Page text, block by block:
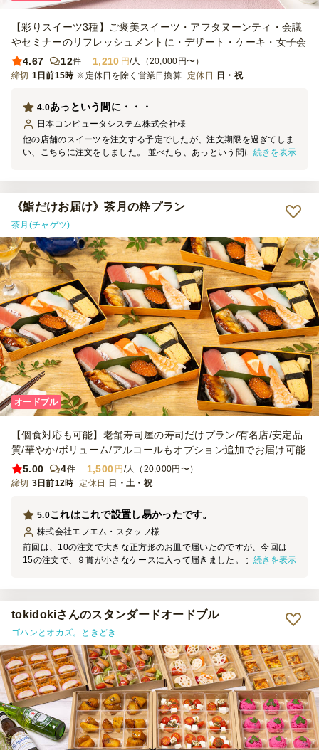
【彩りスイーツ3種】ご褒美スイーツ・アフタヌーンティ・会議
やセミナーのリフレッシュメントに・デザート・ケーキ・女子会
4.67
12件 1,210 円/人（20,000円〜）
締切 1日前15時 ※定休日を除く営業日換算 定休日 日・祝
あっという間に・・・
4.0
日本コンピュータシステム株式会社様
他の店舗のスイーツを注文する予定でしたが、注文期限を過ぎてしま
い、こちらに注文をしました。 並べたら、あっという間になくなっ
続きを表示
《鮨だけお届け》茶月の粋プラン
茶月(チャゲツ)
オードブル
【個食対応も可能】老舗寿司屋の寿司だけプラン/有名店/安定品
質/華やか/ボリューム/アルコールもオプション追加でお届け可能
5.00
4件 1,500 円 /人（20,000円〜）
締切 3日前12時 定休日 日・土・祝
これはこれで設置し易かったです。
5.0
株式会社エフエム・スタッフ様
前回は、10の注文で大きな正方形のお皿で届いたのですが、今回は
15の注文で、９貫が小さなケースに入って届きました。 大皿を期待
げて、まぁ良かったなと思います。 一番は、時刻通りに来てくださ
ることが、なにより助かりました。 ありがとうございました！ （写
真はケースを見せたくて撮りました。誰かの、自分用に好きなものを
集められたものです）
続きを表示
tokidokiさんのスタンダードオードブル
ゴハンとオカズ。ときどき